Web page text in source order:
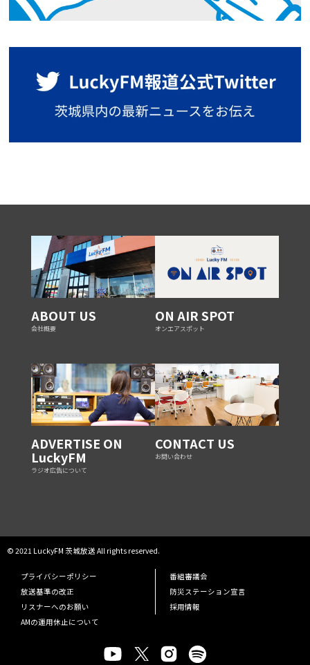
ABOUT US
会社概要
ON AIR SPOT
オンエアスポット
ADVERTISE ON
LuckyFM
ラジオ広告について
CONTACT US
お問い合わせ
© 2021 LuckyFM 茨城放送 All rights reserved.
プライバシーポリシー
番組審議会
放送基準の改正
防災ステーション宣言
リスナーへのお願い
採用情報
AMの運用休止について